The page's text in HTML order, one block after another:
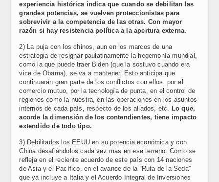
experiencia histórica indica que cuando se debilitan las
grandes potencias, se vuelven proteccionistas para
sobrevivir a la competencia de las otras. Con mayor
razón si hay resistencia política a la apertura externa.
2) La puja con los chinos, aun en los marcos de una
estrategia de resignar paulatinamente la hegemonía mundial,
como la que puede traer Biden (que la sostuvo cuando era
vice de Obama), se va a mantener. Esto anticipa que
continuarán gran parte de los conflictos con ellos: por el
comercio mutuo, por la tecnología de punta, en el control de
regiones como la nuestra, en las operaciones en los asuntos
internos de cada país, respecto de los aliados, etc. Lo que,
acorde la dimensión de los contendientes, tiene impacto
extendido de todo tipo.
3) Debilitados los EEUU en su potencia económica y con
China desafiándolos cada vez mas en ese terreno. Como se
refleja en el reciente acuerdo de este país con 14 naciones
de Asia y el Pacífico, en el avance de la “Ruta de la Seda”
que ya incluye a Italia y el Acuerdo Integral de Inversiones